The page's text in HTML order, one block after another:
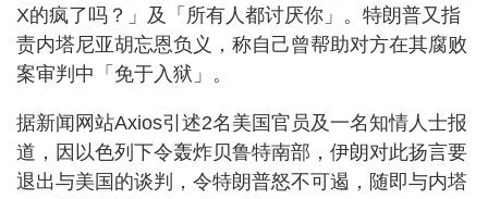
X的疯了吗？」及「所有人都讨厌你」。特朗普又指
责内塔尼亚胡忘恩负义，称自己曾帮助对方在其腐败
案审判中「免于入狱」。
据新闻网站Axios引述2名美国官员及一名知情人士报
道，因以色列下令轰炸贝鲁特南部，伊朗对此扬言要
退出与美国的谈判，令特朗普怒不可遏，随即与内塔